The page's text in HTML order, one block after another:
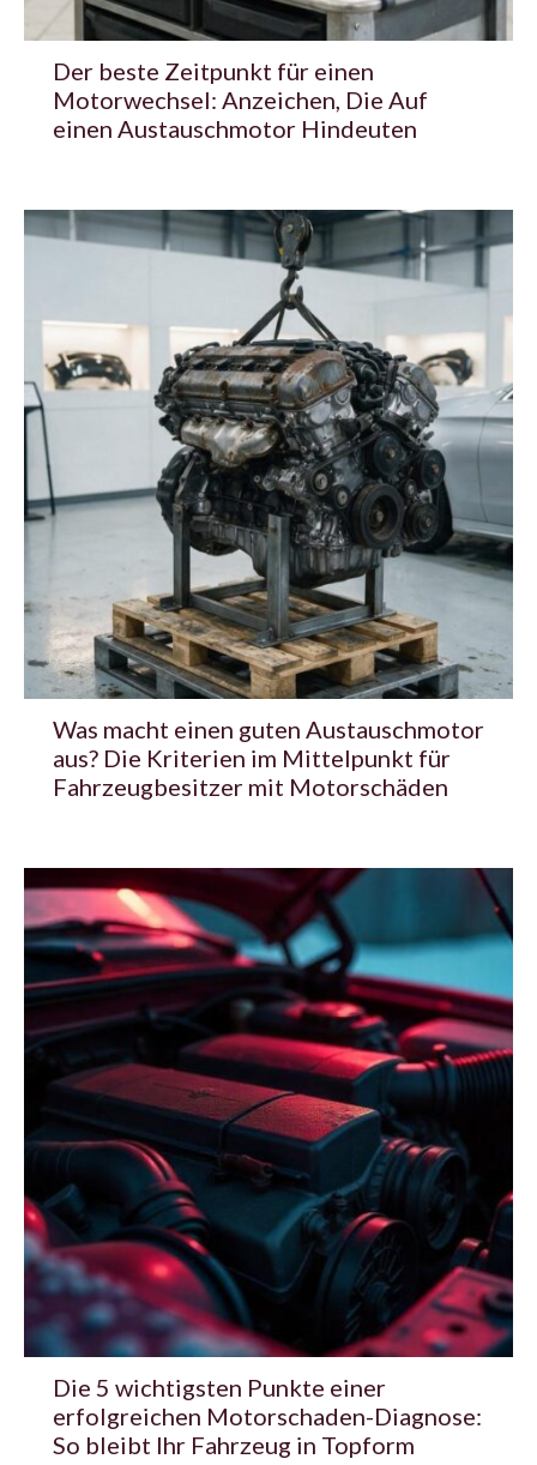
Der beste Zeitpunkt für einen
Motorwechsel: Anzeichen, Die Auf
einen Austauschmotor Hindeuten
Was macht einen guten Austauschmotor
aus? Die Kriterien im Mittelpunkt für
Fahrzeugbesitzer mit Motorschäden
Die 5 wichtigsten Punkte einer
erfolgreichen Motorschaden-Diagnose:
So bleibt Ihr Fahrzeug in Topform